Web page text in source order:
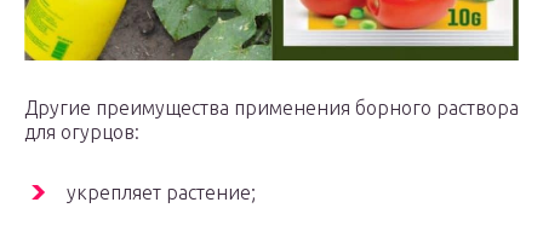
Другие преимущества применения борного раствора
для огурцов:
укрепляет растение;